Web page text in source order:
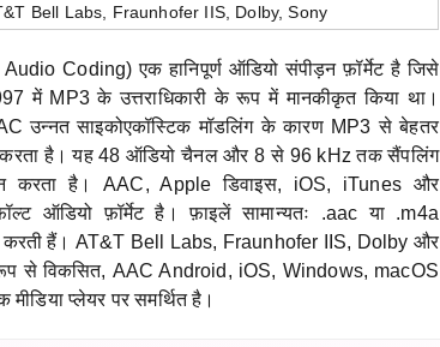
Bell Labs, Fraunhofer IIS, Dolby, Sony
Coding) एक हानिपूर्ण ऑडियो संपीड़न फ़ॉर्मेट है जिसे
में MP3 के उत्तराधिकारी के रूप में मानकीकृत किया था।
उन्नत साइकोएकॉस्टिक मॉडलिंग के कारण MP3 से बेहतर
करता है। यह 48 ऑडियो चैनल और 8 से 96 kHz तक सैंपलिंग
करता है। AAC, Apple डिवाइस, iOS, iTunes और
ऑडियो फ़ॉर्मेट है। फ़ाइलें सामान्यतः .aac या .m4a
करती हैं। AT&T Bell Labs, Fraunhofer IIS, Dolby और
रूप से विकसित, AAC Android, iOS, Windows, macOS
प्लेयर पर समर्थित है।